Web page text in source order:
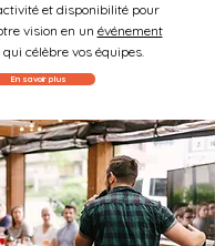
et disponibilité pour
vision en un événement
célèbre vos équipes.
En savoir plus